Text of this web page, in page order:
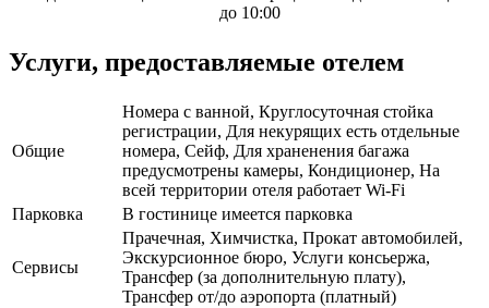
до 10:00
Услуги, предоставляемые отелем
Общие
Номера с ванной, Круглосуточная стойка
регистрации, Для некурящих есть отдельные
номера, Сейф, Для храненения багажа
предусмотрены камеры, Кондиционер, На
всей территории отеля работает Wi-Fi
Парковка
В гостинице имеется парковка
Сервисы
Прачечная, Химчистка, Прокат автомобилей,
Экскурсионное бюро, Услуги консьержа,
Трансфер (за дополнительную плату),
Трансфер от/до аэропорта (платный)